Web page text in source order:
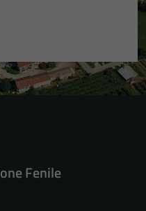
Fenile